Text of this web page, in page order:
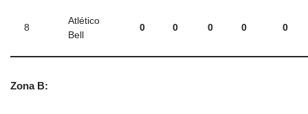
8
Atlético
Bell
0 0 0 0 0
Zona B: